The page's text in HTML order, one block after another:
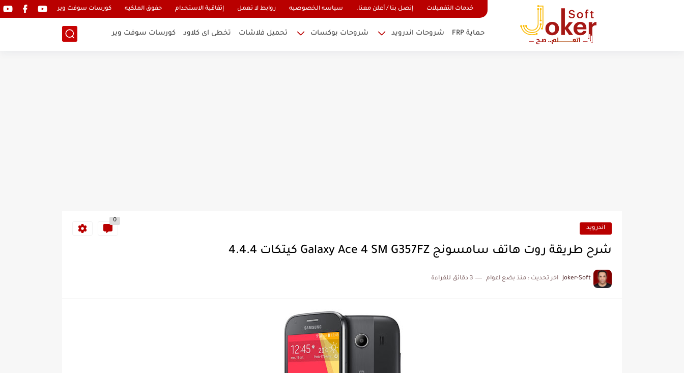
خدمات التفعيلات إتصل بنا / أعلن معنا. سياسه الخصوصيه روابط لا تعمل إتفاقية الاستخدام حقوق الملكيه كورسات سوفت وير
حماية FRP شروحات اندرويد شروحات بوكسات تحميل فلاشات تخطى اى كلاود كورسات سوفت وير
اندرويد
0
شرح طريقة روت هاتف سامسونج Galaxy Ace 4 SM G357FZ كيتكات 4.4.4
Joker-Soft اخر تحديث : منذ بضع اعوام 3 دقائق للقراءة